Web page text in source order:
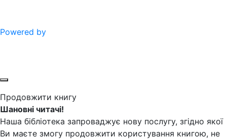
Powered by
Продовжити книгу
Шановні читачі!
Наша бібліотека запроваджує нову послугу, згідно якої
Ви маєте змогу продовжити користування книгою, не